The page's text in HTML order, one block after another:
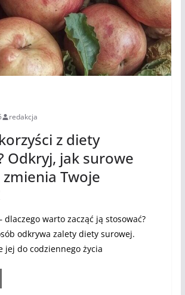
redakcja
z diety
Odkryj, jak surowe
Twoje
dlaczego warto zacząć ją stosować?
odkrywa zalety diety surowej.
jej do codziennego życia